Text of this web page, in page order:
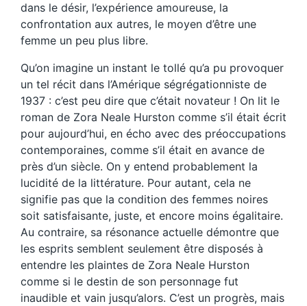
dans le désir, l’expérience amoureuse, la
confrontation aux autres, le moyen d’être une
femme un peu plus libre.
Qu’on imagine un instant le tollé qu’a pu provoquer
un tel récit dans l’Amérique ségrégationniste de
1937 : c’est peu dire que c’était novateur ! On lit le
roman de Zora Neale Hurston comme s’il était écrit
pour aujourd’hui, en écho avec des préoccupations
contemporaines, comme s’il était en avance de
près d’un siècle. On y entend probablement la
lucidité de la littérature. Pour autant, cela ne
signifie pas que la condition des femmes noires
soit satisfaisante, juste, et encore moins égalitaire.
Au contraire, sa résonance actuelle démontre que
les esprits semblent seulement être disposés à
entendre les plaintes de Zora Neale Hurston
comme si le destin de son personnage fut
inaudible et vain jusqu’alors. C’est un progrès, mais